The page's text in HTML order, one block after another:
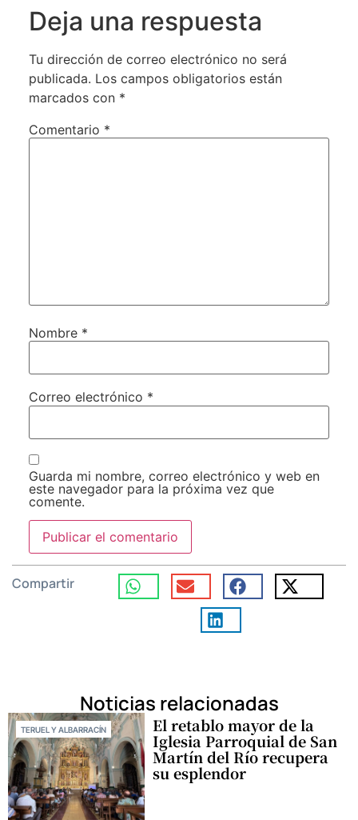
Deja una respuesta
Tu dirección de correo electrónico no será
publicada. Los campos obligatorios están
marcados con *
Comentario *
Nombre *
Correo electrónico *
Guarda mi nombre, correo electrónico y web en
este navegador para la próxima vez que
comente.
Compartir
Noticias relacionadas
TERUEL Y ALBARRACÍN El retablo mayor de la
Iglesia Parroquial de San
Martín del Río recupera
su esplendor